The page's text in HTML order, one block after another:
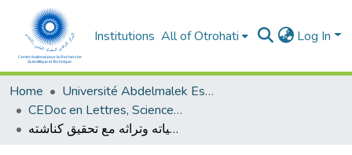
Institutions All of Otrohati Log In
Home
Université Abdelmalek Essaâdi - Tétouan
CEDoc en Lettres, Sciences Humaines, Doctrine, Arts et Sciences de l’Education (CED - LSHDASE)
محمد بن ريسون العلمي حياته وتراثه مع تحقيق كناشته.